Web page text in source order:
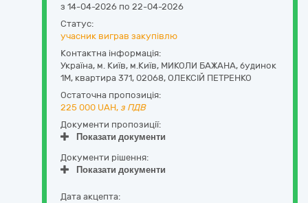
з 14-04-2026 по 22-04-2026
Статус:
учасник виграв закупівлю
Контактна інформація:
Україна, м. Київ, м.Київ, МИКОЛИ БАЖАНА, будинок
1М, квартира 371, 02068, ОЛЕКСІЙ ПЕТРЕНКО
Остаточна пропозиція:
225 000 UAH, з ПДВ
Документи пропозиції:
Показати документи
Документи рішення:
Показати документи
Дата акцепта: